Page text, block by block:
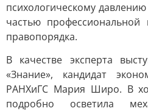
психологическому
частью профессиональной
правопорядка.
В качестве эксперта
«Знание», кандидат
РАНХиГС Мария Широ. В
подробно осветила